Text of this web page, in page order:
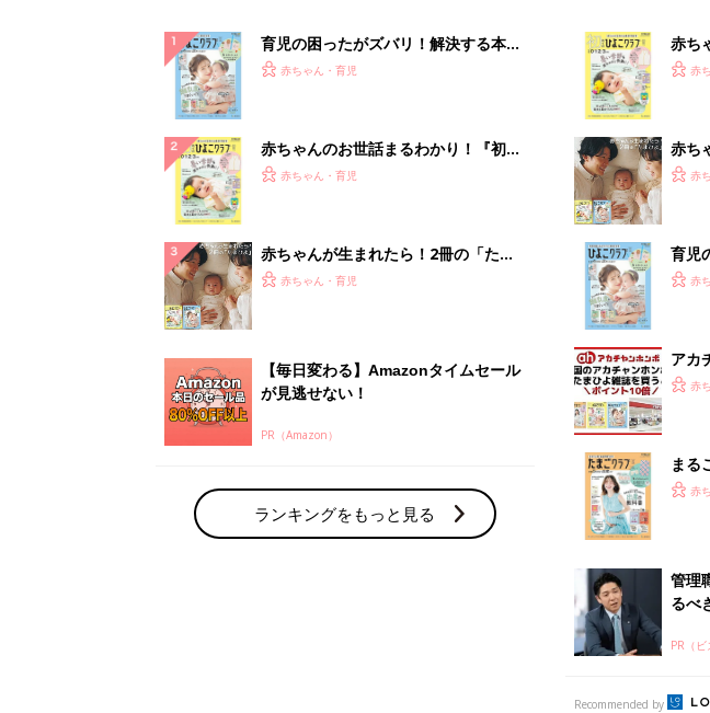
育児の困ったがズバリ！解決する本
『ひよこクラブ 夏号』 4カ月～2才
赤ちゃん・育児
赤ちゃんのお世話まるわかり！『初め
てのひよこクラブ 夏号』〈巻頭大特
赤ちゃん・育児
赤ちゃんが生まれたら！2冊の「たま
ひよ」
赤ちゃん・育児
【毎日変わる】Amazonタイムセール
が見逃せない！
PR（Amazon）
ランキングをもっと見る
赤ち
ての
赤
赤ち
ひよ
赤
育児
『ひ
赤
アカ
うと
赤
まる
クラ
赤
管理
るべ
PR（ビ
Recommended by